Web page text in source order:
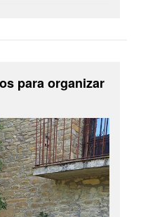
para organizar